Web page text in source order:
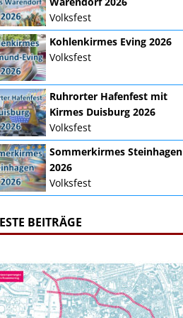
Volksfest
Kohlenkirmes Eving 2026
Volksfest
Ruhrorter Hafenfest mit
Kirmes Duisburg 2026
Volksfest
Sommerkirmes Steinhagen
2026
Volksfest
BEITRÄGE